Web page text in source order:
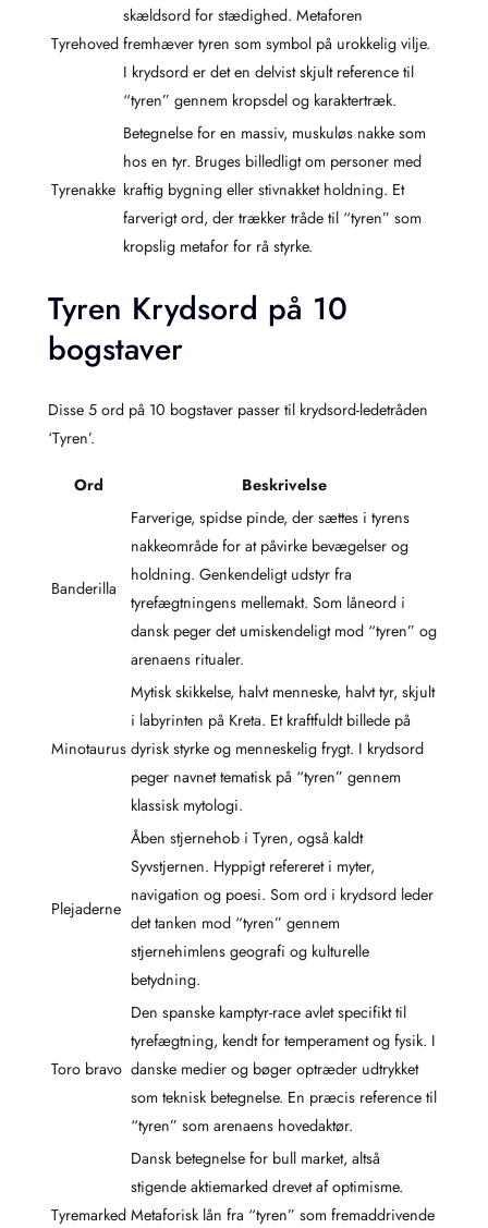
Tyrehoved
skældsord for stædighed. Metaforen
fremhæver tyren som symbol på urokkelig vilje.
I krydsord er det en delvist skjult reference til
“tyren” gennem kropsdel og karaktertræk.
Tyrenakke
Betegnelse for en massiv, muskuløs nakke som
hos en tyr. Bruges billedligt om personer med
kraftig bygning eller stivnakket holdning. Et
farverigt ord, der trækker tråde til “tyren” som
kropslig metafor for rå styrke.
Tyren Krydsord på 10
bogstaver
Disse 5 ord på 10 bogstaver passer til krydsord-ledetråden
‘Tyren’.
Ord Beskrivelse
Banderilla
Farverige, spidse pinde, der sættes i tyrens
nakkeområde for at påvirke bevægelser og
holdning. Genkendeligt udstyr fra
tyrefægtningens mellemakt. Som låneord i
dansk peger det umiskendeligt mod “tyren” og
arenaens ritualer.
Minotaurus
Mytisk skikkelse, halvt menneske, halvt tyr, skjult
i labyrinten på Kreta. Et kraftfuldt billede på
dyrisk styrke og menneskelig frygt. I krydsord
peger navnet tematisk på “tyren” gennem
klassisk mytologi.
Plejaderne
Åben stjernehob i Tyren, også kaldt
Syvstjernen. Hyppigt refereret i myter,
navigation og poesi. Som ord i krydsord leder
det tanken mod “tyren” gennem
stjernehimlens geografi og kulturelle
betydning.
Toro bravo
Den spanske kamptyr-race avlet specifikt til
tyrefægtning, kendt for temperament og fysik. I
danske medier og bøger optræder udtrykket
som teknisk betegnelse. En præcis reference til
“tyren” som arenaens hovedaktør.
Tyremarked
Dansk betegnelse for bull market, altså
stigende aktiemarked drevet af optimisme.
Metaforisk lån fra “tyren” som fremaddrivende